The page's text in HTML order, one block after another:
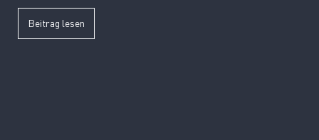
Beitrag lesen